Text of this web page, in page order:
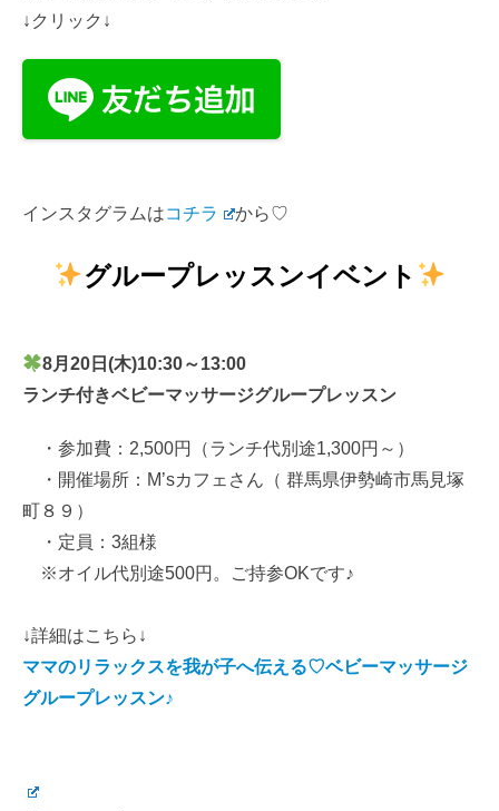
↓クリック↓
インスタグラムはコチラ から♡
グループレッスンイベント
8月20日(木)10:30～13:00
ランチ付きベビーマッサージグループレッスン
・参加費：2,500円（ランチ代別途1,300円～）
・開催場所：M’sカフェさん（ 群馬県伊勢崎市馬見塚
町８９）
・定員：3組様
※オイル代別途500円。ご持参OKです♪
↓詳細はこちら↓
ママのリラックスを我が子へ伝える♡ベビーマッサージ
グループレッスン♪